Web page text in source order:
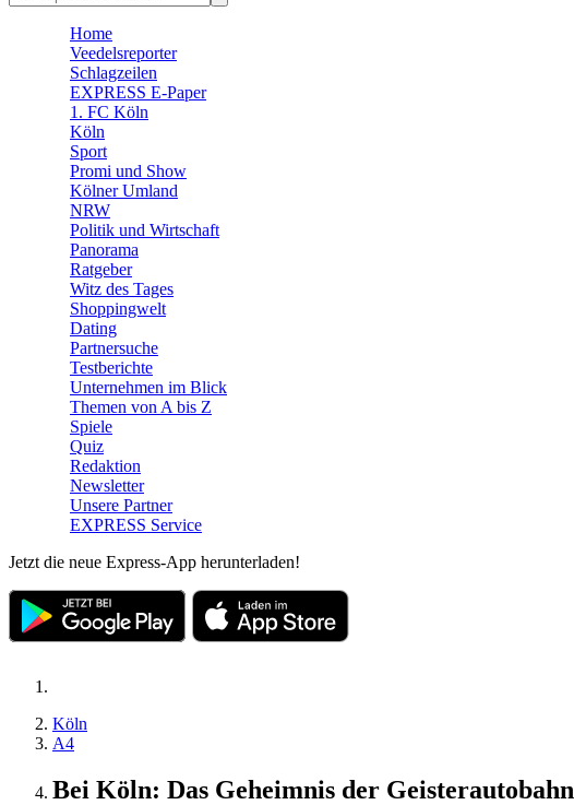
🛒 Shoppingwelt
Home
Veedelsreporter
Schlagzeilen
EXPRESS E-Paper
1. FC Köln
Köln
Sport
Promi und Show
Kölner Umland
NRW
Politik und Wirtschaft
Panorama
Ratgeber
Witz des Tages
Shoppingwelt
Dating
Partnersuche
Testberichte
Unternehmen im Blick
Themen von A bis Z
Spiele
Quiz
Redaktion
Newsletter
Unsere Partner
EXPRESS Service
Jetzt die neue Express-App herunterladen!
Köln
A4
Bei Köln: Das Geheimnis der Geisterautobahn